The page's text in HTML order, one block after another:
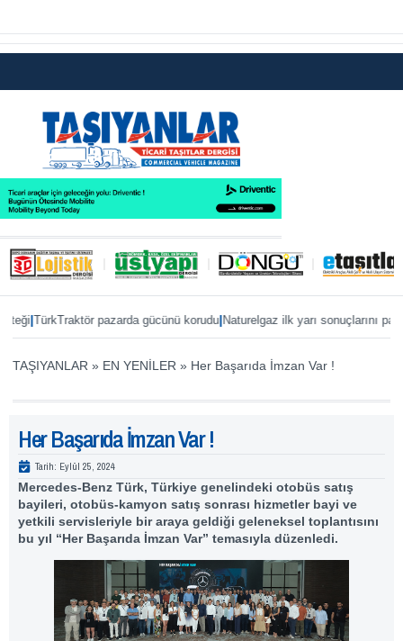
TürkTraktör pazarda gücünü korudu|Naturelgaz ilk yarı sonuçlarını paylaştı
TAŞIYANLAR » EN YENİLER » Her Başarıda İmzan Var !
Her Başarıda İmzan Var !
Tarih: Eylül 25, 2024
Mercedes-Benz Türk, Türkiye genelindeki otobüs satış
bayileri, otobüs-kamyon satış sonrası hizmetler bayi ve
yetkili servisleriyle bir araya geldiği geleneksel toplantısını
bu yıl “Her Başarıda İmzan Var” temasıyla düzenledi.